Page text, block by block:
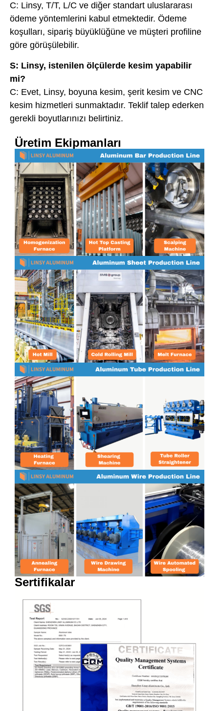
C: Linsy, T/T, L/C ve diğer standart uluslararası
ödeme yöntemlerini kabul etmektedir. Ödeme
koşulları, sipariş büyüklüğüne ve müşteri profiline
göre görüşülebilir.
S: Linsy, istenilen ölçülerde kesim yapabilir
mi?
C: Evet, Linsy, boyuna kesim, şerit kesim ve CNC
kesim hizmetleri sunmaktadır. Teklif talep ederken
gerekli boyutlarınızı belirtiniz.
Üretim Ekipmanları
Sertifikalar